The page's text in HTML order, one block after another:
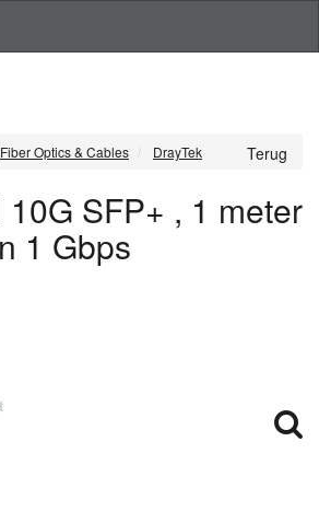
Terug
Fiber Optics & Cables DrayTek
10G SFP+ , 1 meter
1 Gbps